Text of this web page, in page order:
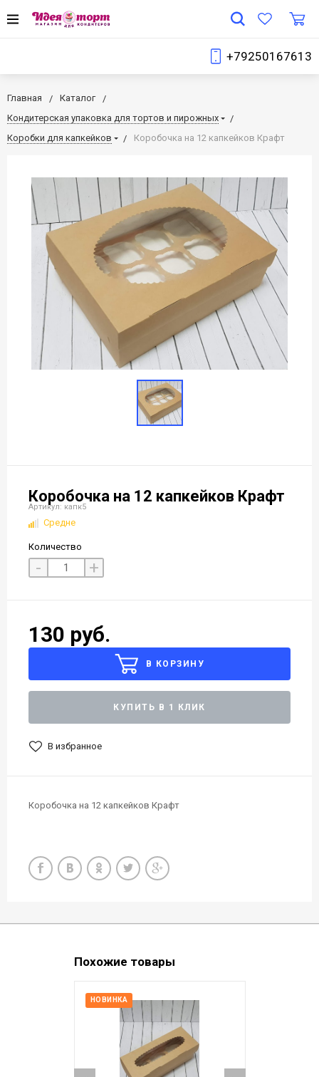
+79250167613
Главная
Каталог
Кондитерская упаковка для тортов и пирожных
Коробки для капкейков
Коробочка на 12 капкейков Крафт
Коробочка на 12 капкейков Крафт
Артикул: капк5
Средне
Количество
- +
130 руб.
В КОРЗИНУ
КУПИТЬ В 1 КЛИК
В избранное
Коробочка на 12 капкейков Крафт
Похожие товары
НОВИНКА